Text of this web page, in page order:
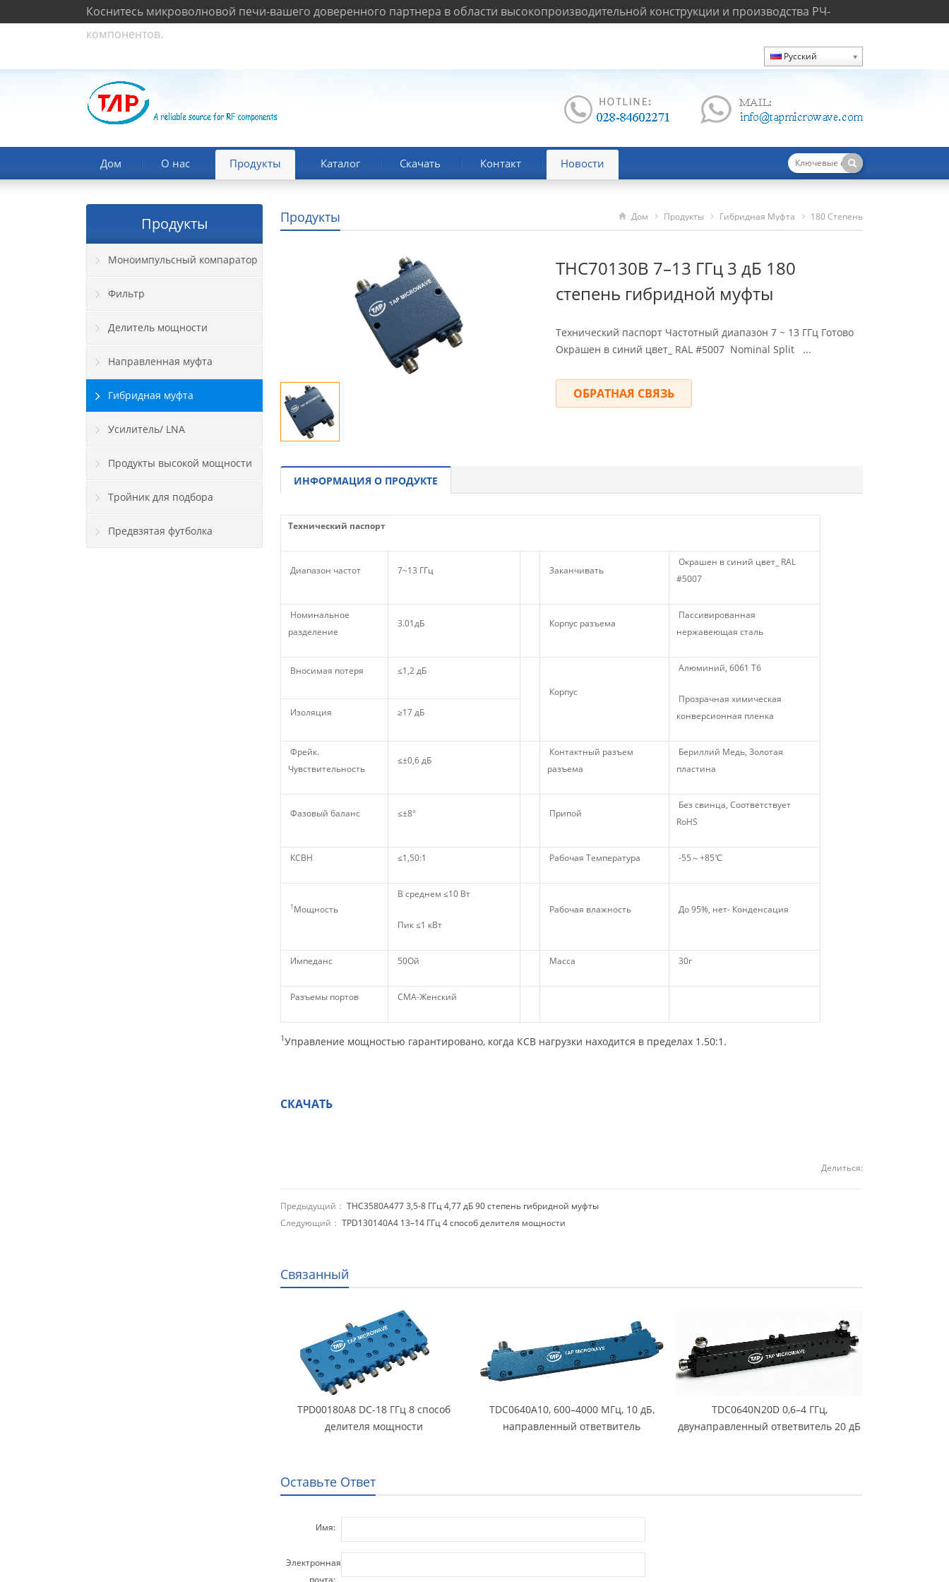
Коснитесь микроволновой печи-вашего доверенного партнера в области высокопроизводительной конструкции и производства РЧ-
компонентов.
Русский
Дом О нас Продукты Каталог Скачать Контакт Новости
Продукты Дом Продукты Гибридная Муфта 180 Степень
THC70130B 7–13 ГГц 3 дБ 180
степень гибридной муфты
Технический паспорт Частотный диапазон 7 ~ 13 ГГц Готово
Окрашен в синий цвет_ RAL #5007 Nominal Split ...
ОБРАТНАЯ СВЯЗЬ
ИНФОРМАЦИЯ О ПРОДУКТЕ
Технический паспорт
Диапазон частот 7~13 ГГц Заканчивать
Окрашен в синий цвет_ RAL
#5007
Номинальное
разделение
3.01дБ Корпус разъема
Пассивированная
нержавеющая сталь
Вносимая потеря
≤1,2 дБ
Корпус
Алюминий, 6061 Т6
Прозрачная химическая
конверсионная пленка
Изоляция ≥17 дБ
Фрейк.
Чувствительность
≤±0,6 дБ
Контактный разъем
разъема
Бериллий Медь, Золотая
пластина
Фазовый баланс ≤±8° Припой
Без свинца, Соответствует
RoHS
КСВН ≤1,50:1 Рабочая Температура -55～+85℃
1 Мощность
В среднем ≤10 Вт
Пик ≤1 кВт
Рабочая влажность До 95%, нет- Конденсация
Импеданс 50Ой Масса 30г
Разъемы портов СМА-Женский
1Управление мощностью гарантировано, когда КСВ нагрузки находится в пределах 1.50:1.
СКАЧАТЬ
Делиться:
Предыдущий： THC3580A477 3,5-8 ГГц 4,77 дБ 90 степень гибридной муфты
Следующий： TPD130140A4 13–14 ГГц 4 способ делителя мощности
Связанный
TPD00180A8 DC-18 ГГц 8 способ
делителя мощности
TDC0640A10, 600–4000 МГц, 10 дБ,
направленный ответвитель
TDC0640N20D 0,6–4 ГГц,
двунаправленный ответвитель 20 дБ
Оставьте Ответ
Имя:
Электронная
почта:
Продукты
Моноимпульсный компаратор
Фильтр
Делитель мощности
Направленная муфта
Гибридная муфта
Усилитель/ LNA
Продукты высокой мощности
Тройник для подбора
Предвзятая футболка